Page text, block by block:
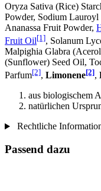
Oryza Sativa (Rice)
Powder, Sodium Lauroyl
Ananassa Fruit Powder,
Fruit Oil[1], Solanum
Malpighia Glabra
(Sunflower) Seed Oil,
Parfum[2], Limonene[2],
aus biologischem
natürlichen
Rechtliche
Passend dazu